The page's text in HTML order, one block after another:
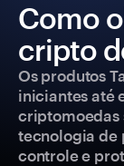
Como
cripto
Os produtos
iniciantes até
criptomoedas
tecnologia de
controle e